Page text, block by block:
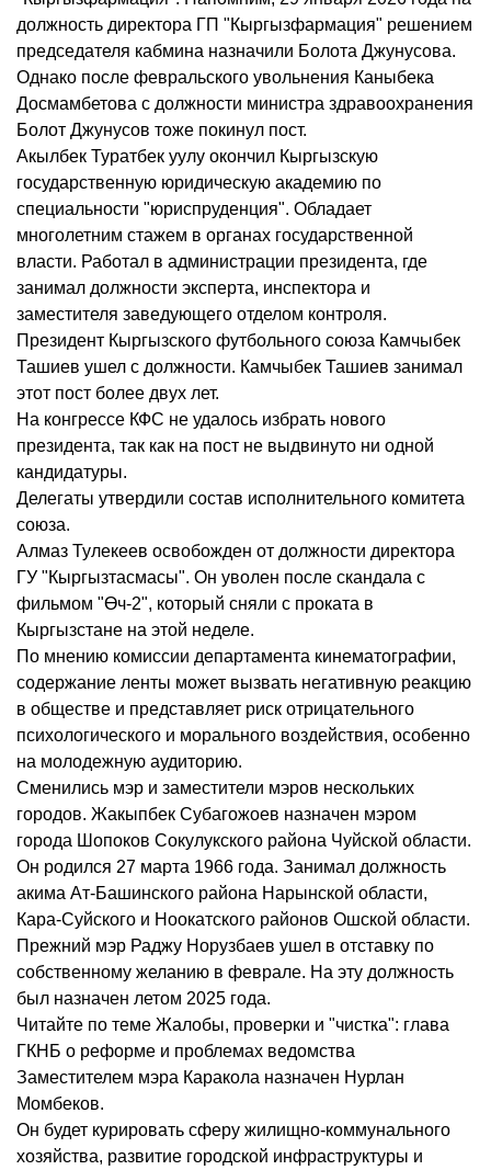
должность директора ГП "Кыргызфармация" решением
председателя кабмина назначили Болота Джунусова.
Однако после февральского увольнения Каныбека
Досмамбетова с должности министра здравоохранения
Болот Джунусов тоже покинул пост.
Акылбек Туратбек уулу окончил Кыргызскую
государственную юридическую академию по
специальности "юриспруденция". Обладает
многолетним стажем в органах государственной
власти. Работал в администрации президента, где
занимал должности эксперта, инспектора и
заместителя заведующего отделом контроля.
Президент Кыргызского футбольного союза Камчыбек
Ташиев ушел с должности. Камчыбек Ташиев занимал
этот пост более двух лет.
На конгрессе КФС не удалось избрать нового
президента, так как на пост не выдвинуто ни одной
кандидатуры.
Делегаты утвердили состав исполнительного комитета
союза.
Алмаз Тулекеев освобожден от должности директора
ГУ "Кыргызтасмасы". Он уволен после скандала с
фильмом "Өч-2", который сняли с проката в
Кыргызстане на этой неделе.
По мнению комиссии департамента кинематографии,
содержание ленты может вызвать негативную реакцию
в обществе и представляет риск отрицательного
психологического и морального воздействия, особенно
на молодежную аудиторию.
Сменились мэр и заместители мэров нескольких
городов. Жакыпбек Субагожоев назначен мэром
города Шопоков Сокулукского района Чуйской области.
Он родился 27 марта 1966 года. Занимал должность
акима Ат-Башинского района Нарынской области,
Кара-Суйского и Ноокатского районов Ошской области.
Прежний мэр Раджу Норузбаев ушел в отставку по
собственному желанию в феврале. На эту должность
был назначен летом 2025 года.
Читайте по теме Жалобы, проверки и "чистка": глава
ГКНБ о реформе и проблемах ведомства
Заместителем мэра Каракола назначен Нурлан
Момбеков.
Он будет курировать сферу жилищно-коммунального
хозяйства, развитие городской инфраструктуры и